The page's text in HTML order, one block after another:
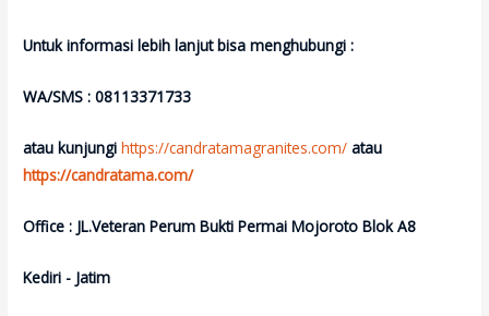
Untuk informasi lebih lanjut bisa menghubungi :
WA/SMS : 08113371733
atau kunjungihttps://candratamagranites.com/ atau
https://candratama.com/
Office : JL.Veteran Perum Bukti Permai Mojoroto Blok A8
Kediri - Jatim